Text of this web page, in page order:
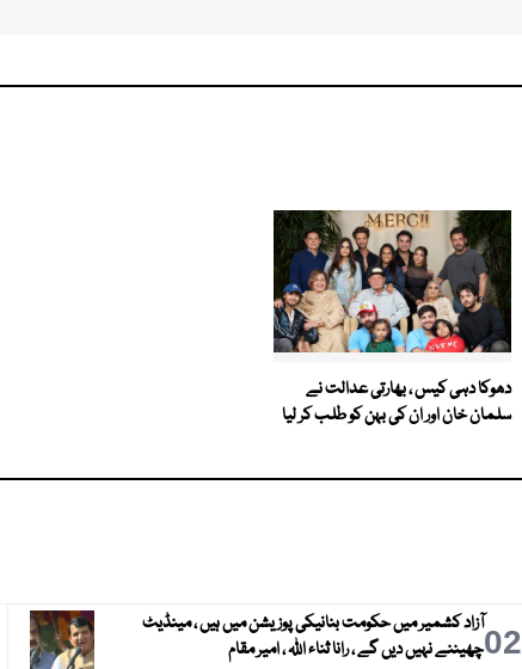
دھوکا دہی کیس ، بھارتی عدالت نے
سلمان خان اور ان کی بہن کو طلب کر لیا
02آزاد کشمیر میں حکومت بنانیکی پوزیشن میں ہیں ، مینڈیٹ
چھیننے نہیں دیں گے ، رانا ثناء اللہ ، امیر مقام